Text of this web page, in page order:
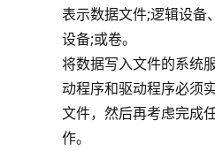
表示数据文件;逻辑设备
设备;或卷。
将数据写入文件的系统
动程序和驱动程序必须
文件，然后再考虑完成
作。